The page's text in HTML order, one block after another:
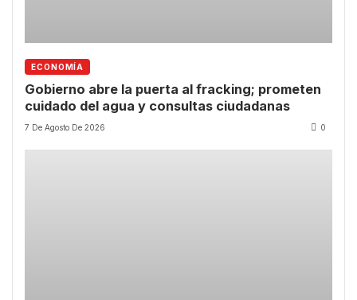
ECONOMÍA
Gobierno abre la puerta al fracking; prometen
cuidado del agua y consultas ciudadanas
7 De Agosto De 2026 0